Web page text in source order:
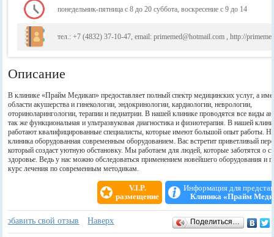
понедельник-пятница с 8 до 20 суббота, воскресение с 9 до 14
тел.: +7 (4832) 37-10-47, email: primemed@hotmail.com , http://
Описание
В клинике «Прайм Медикап» предоставляет полный спектр медицинских услуг, а
области акушерства и гинекологии, эндокринологии, кардиологии, неврологии,
оториноларингологии, терапии и педиатрии. В нашей клинике проводятся все виды
так же функциональная и ультразвуковая диагностика и физиотерапия. В нашей
работают квалифицированные специалисты, которые имеют большой опыт работы.
клиника оборудованная современным оборудованием. Вас встретит приветливый
который создаст уютную обстановку. Мы работаем для людей, которые заботятся о
здоровье. Ведь у нас можно обследоваться применением новейшего оборудования и
курс лечения по современным методикам.
V.I.P.
размещение
Информация для
Клиника «Прайм
Отзывы
Добавить свой отзыв Наверх Поделиться…